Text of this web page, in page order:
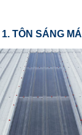
1. TÔN SÁNG MÁI